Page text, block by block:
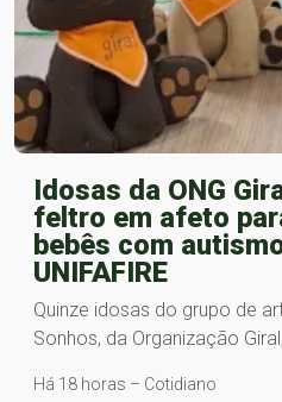
Idosas da ONG
feltro em afeto
bebês com
UNIFAFIRE
Quinze idosas do grupo de
Sonhos, da Organização
Há 18 horas – Cotidiano